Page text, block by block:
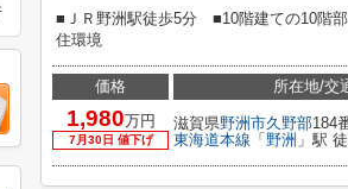
■ＪＲ野洲駅徒歩5分 ■10階建ての10階
住環境
価格
1,980万円
7月30日 値下げ
所在地/交
滋賀県野洲市久野部184
東海道本線 「 野洲 」駅